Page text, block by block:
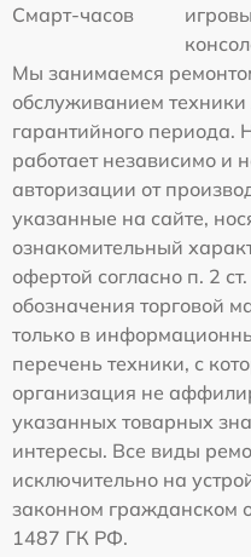
Смарт-часов
Мы занимаемся
обслуживанием техники
гарантийного периода.
работает независимо и
авторизации от
указанные на сайте,
ознакомительный
офертой согласно п. 2
обозначения торговой
только в
перечень техники, с
организация не
указанных товарных
интересы. Все виды
исключительно на
законном гражданском
1487 ГК РФ.